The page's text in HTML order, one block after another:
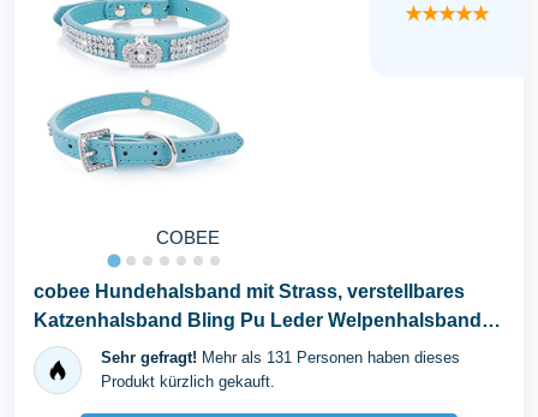
COBEE
★★★★★
cobee Hundehalsband mit Strass, verstellbares
Katzenhalsband Bling Pu Leder Welpenhalsband
Kristall...Sehr gefragt! Mehr als 131 Personen haben dieses
Produkt kürzlich gekauft.